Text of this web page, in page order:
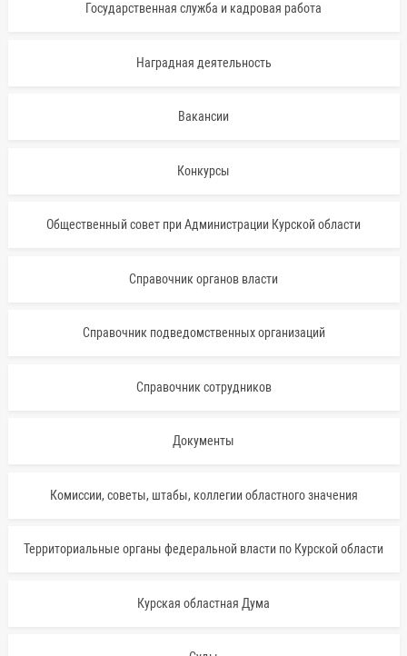
Государственная служба и кадровая работа
Наградная деятельность
Вакансии
Конкурсы
Общественный совет при Администрации Курской области
Справочник органов власти
Справочник подведомственных организаций
Справочник сотрудников
Документы
Комиссии, советы, штабы, коллегии областного значения
Территориальные органы федеральной власти по Курской области
Курская областная Дума